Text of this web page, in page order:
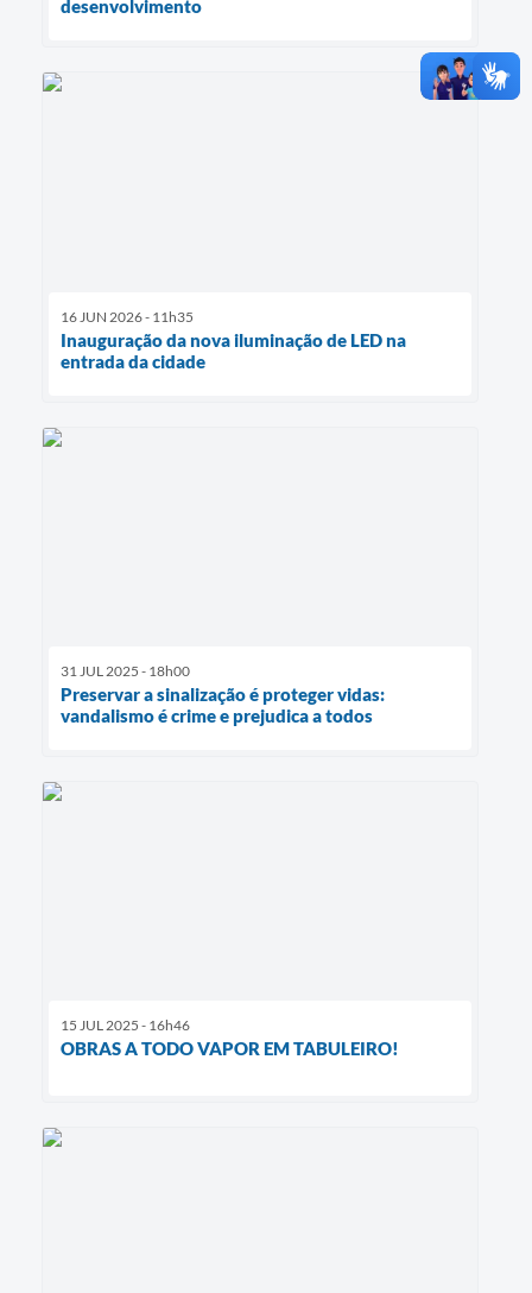
desenvolvimento
16 JUN 2026 - 11h35
Inauguração da nova iluminação de LED na
entrada da cidade
31 JUL 2025 - 18h00
Preservar a sinalização é proteger vidas:
vandalismo é crime e prejudica a todos
15 JUL 2025 - 16h46
OBRAS A TODO VAPOR EM TABULEIRO!